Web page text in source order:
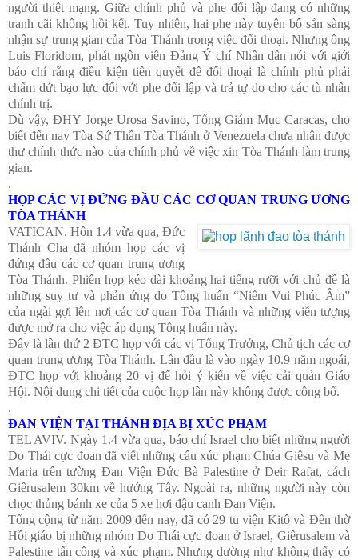
người thiệt mạng. Giữa chính phủ và phe đối lập đang có những
tranh cãi không hồi kết. Tuy nhiên, hai phe này tuyên bố sẵn sàng
nhận sự trung gian của Tòa Thánh trong việc đối thoại. Nhưng ông
Luis Floridom, phát ngôn viên Đảng Ý chí Nhân dân nói với giới
báo chí rằng điều kiện tiên quyết để đối thoại là chính phủ phải
chấm dứt bạo lực đối với phe đối lập và trả tự do cho các tù nhân
chính trị.
Dù vậy, ĐHY Jorge Urosa Savino, Tổng Giám Mục Caracas, cho
biết đến nay Tòa Sứ Thần Tòa Thánh ở Venezuela chưa nhận được
thư chính thức nào của chính phủ về việc xin Tòa Thánh làm trung
gian.
.
HỌP CÁC VỊ ĐỨNG ĐẦU CÁC CƠ QUAN TRUNG ƯƠNG
TÒA THÁNH
VATICAN. Hôn 1.4 vừa qua, Đức
Thánh Cha đã nhóm họp các vị
đứng đầu các cơ quan trung ương
Tòa Thánh. Phiên họp kéo dài khoảng hai tiếng rưỡi với chủ đề là
những suy tư và phản ứng do Tông huấn “Niềm Vui Phúc Âm”
của ngài gợi lên nơi các cơ quan Tòa Thánh và những viễn tượng
được mở ra cho việc áp dụng Tông huấn này.
Đây là lần thứ 2 ĐTC họp với các vị Tổng Trưởng, Chủ tịch các cơ
quan trung ương Tòa Thánh. Lần đầu là vào ngày 10.9 năm ngoái,
ĐTC họp với khoảng 20 vị để hỏi ý kiến về việc cải quản Giáo
Hội. Nội dung chi tiết của cuộc họp lần này không được công bố.
.
ĐAN VIỆN TẠI THÁNH ĐỊA BỊ XÚC PHẠM
TEL AVIV. Ngày 1.4 vừa qua, báo chí Israel cho biết những người
Do Thái cực đoan đã viết những câu xúc phạm Chúa Giêsu và Mẹ
Maria trên tường Đan Viện Đức Bà Palestine ở Deir Rafat, cách
Giêrusalem 30km về hướng Tây. Ngoài ra, những người này còn
chọc thủng bánh xe của 5 xe hơi đậu cạnh Đan Viện.
Tổng cộng từ năm 2009 đến nay, đã có 29 tu viện Kitô và Đền thờ
Hồi giáo bị những nhóm Do Thái cực đoan ở Israel, Giêrusalem và
Palestine tấn công và xúc phạm. Nhưng dường như không thấy có